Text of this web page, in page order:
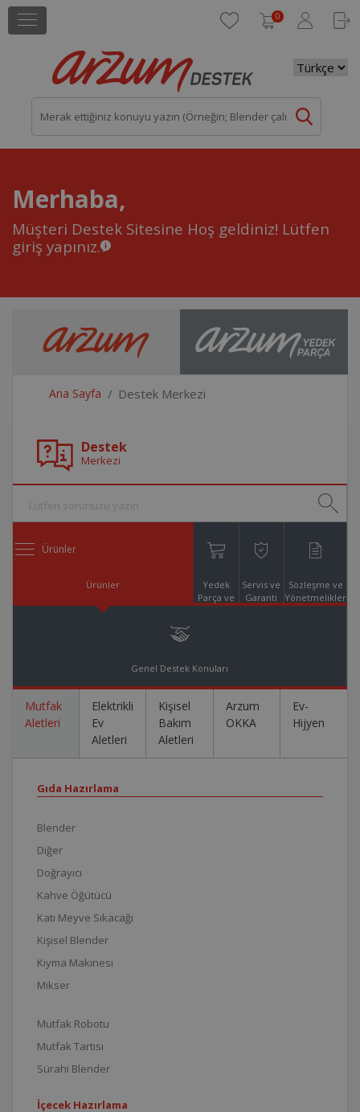
0
Merhaba,
Müşteri Destek Sitesine Hoş geldiniz! Lütfen
giriş yapınız.
Ana Sayfa Destek Merkezi
Destek
Merkezi
Ürünler
Ürünler
Yedek
Parça ve
Servis ve
Garanti
Sözleşme ve
Yönetmelikler
Genel Destek Konuları
Mutfak
Aletleri
Elektrikli
Ev
Aletleri
Kişisel
Bakım
Aletleri
Arzum
OKKA
Ev-
Hijyen
Gıda Hazırlama
Blender
Diğer
Doğrayıcı
Kahve Öğütücü
Katı Meyve Sıkacağı
Kişisel Blender
Kıyma Makinesi
Mikser
Mutfak Robotu
Mutfak Tartısı
Sürahi Blender
İçecek Hazırlama